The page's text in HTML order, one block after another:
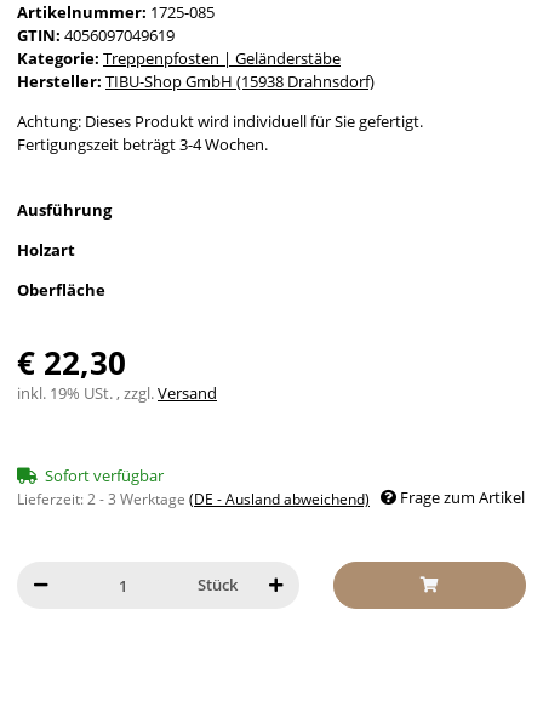
Artikelnummer: 1725-085
GTIN: 4056097049619
Kategorie: Treppenpfosten | Geländerstäbe
Hersteller: TIBU-Shop GmbH (15938 Drahnsdorf)
Achtung: Dieses Produkt wird individuell für Sie gefertigt.
Fertigungszeit beträgt 3-4 Wochen.
Ausführung
Holzart
Oberfläche
€ 22,30
inkl. 19% USt. , zzgl.Versand
Sofort verfügbar
Lieferzeit:2 - 3 Werktage (DE - Ausland abweichend) Frage zum Artikel
Stück